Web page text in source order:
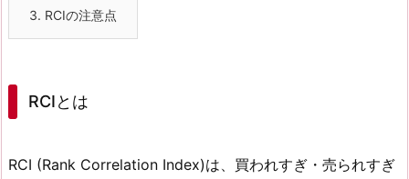
3. RCIの注意点
RCIとは
RCI (Rank Correlation Index)は、買われすぎ・売られすぎ